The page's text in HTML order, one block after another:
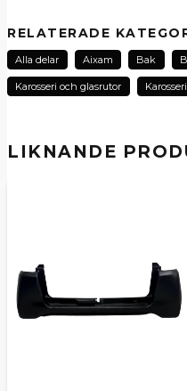
LIKNANDE
Fråga oss om denna
Ja, ni kan publicera
RELATERADE
Alla delar Aixam Bak
Karosseri och glasrutor